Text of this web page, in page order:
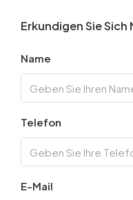
Erkundigen Sie Sich
Name
Telefon
E-Mail